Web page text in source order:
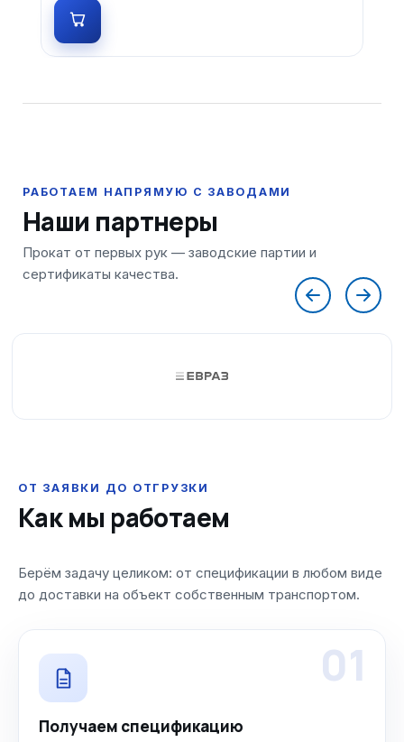
Наши партнеры
ОТ ЗАЯВКИ ДО ОТГРУЗКИ
Как мы работаем
Берём задачу целиком: от спецификации в любом виде
до доставки на объект собственным транспортом.
01
Получаем спецификацию